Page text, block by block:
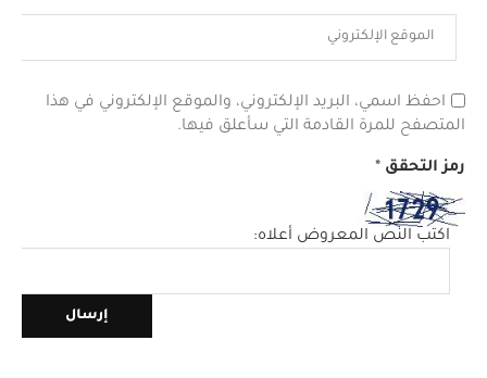
احفظ اسمي، البريد الإلكتروني، والموقع الإلكتروني في هذا
المتصفح للمرة القادمة التي سأعلق فيها.
رمز التحقق *
اكتب النص المعروض أعلاه: